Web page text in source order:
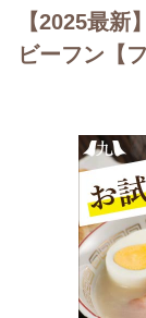
【2025最
ビーフン【